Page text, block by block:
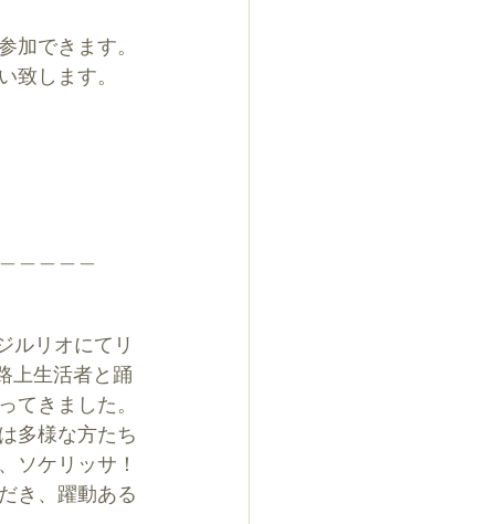
できます。
します。
ルリオにてリ
上生活者と踊
きました。
多様な方たち
ソケリッサ！
き、躍動ある